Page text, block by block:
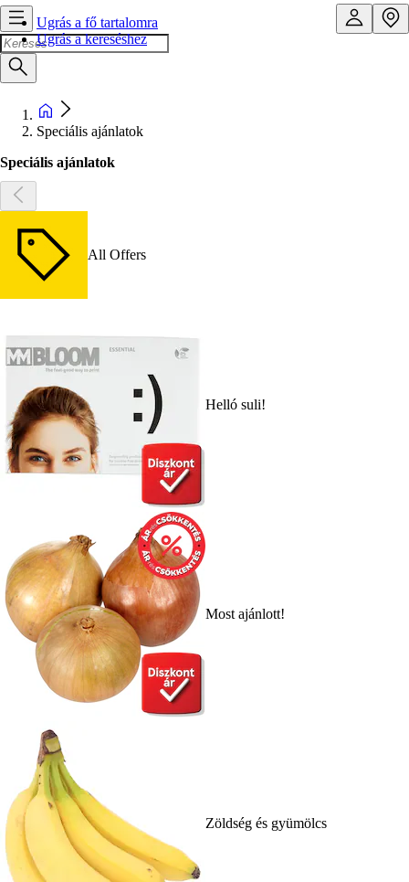
Ugrás a fő tartalomra
Ugrás a kereséshez
Speciális ajánlatok
Speciális ajánlatok
All Offers
Helló suli!
Most ajánlott!
Zöldség és gyümölcs